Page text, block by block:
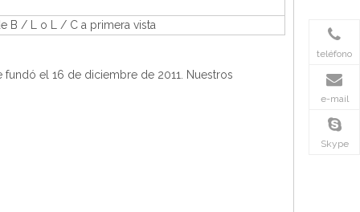
B / L o L / C a primera vista
el 16 de diciembre de 2011. Nuestros
teléfono
e-mail
Skype